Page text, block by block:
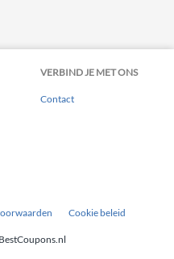
VERBIND JE MET ONS
Contact
Cookie beleid